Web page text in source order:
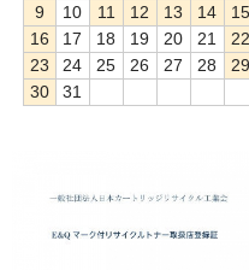
リサイクルトナーで経費削
リサイクルトナーの評価
リサイクルトナーを使え
全国発送・送料無料
9
10 11 12 13 14
15
16
17 18 19 20 21
22
23
24 25 26 27 28
29
30
31